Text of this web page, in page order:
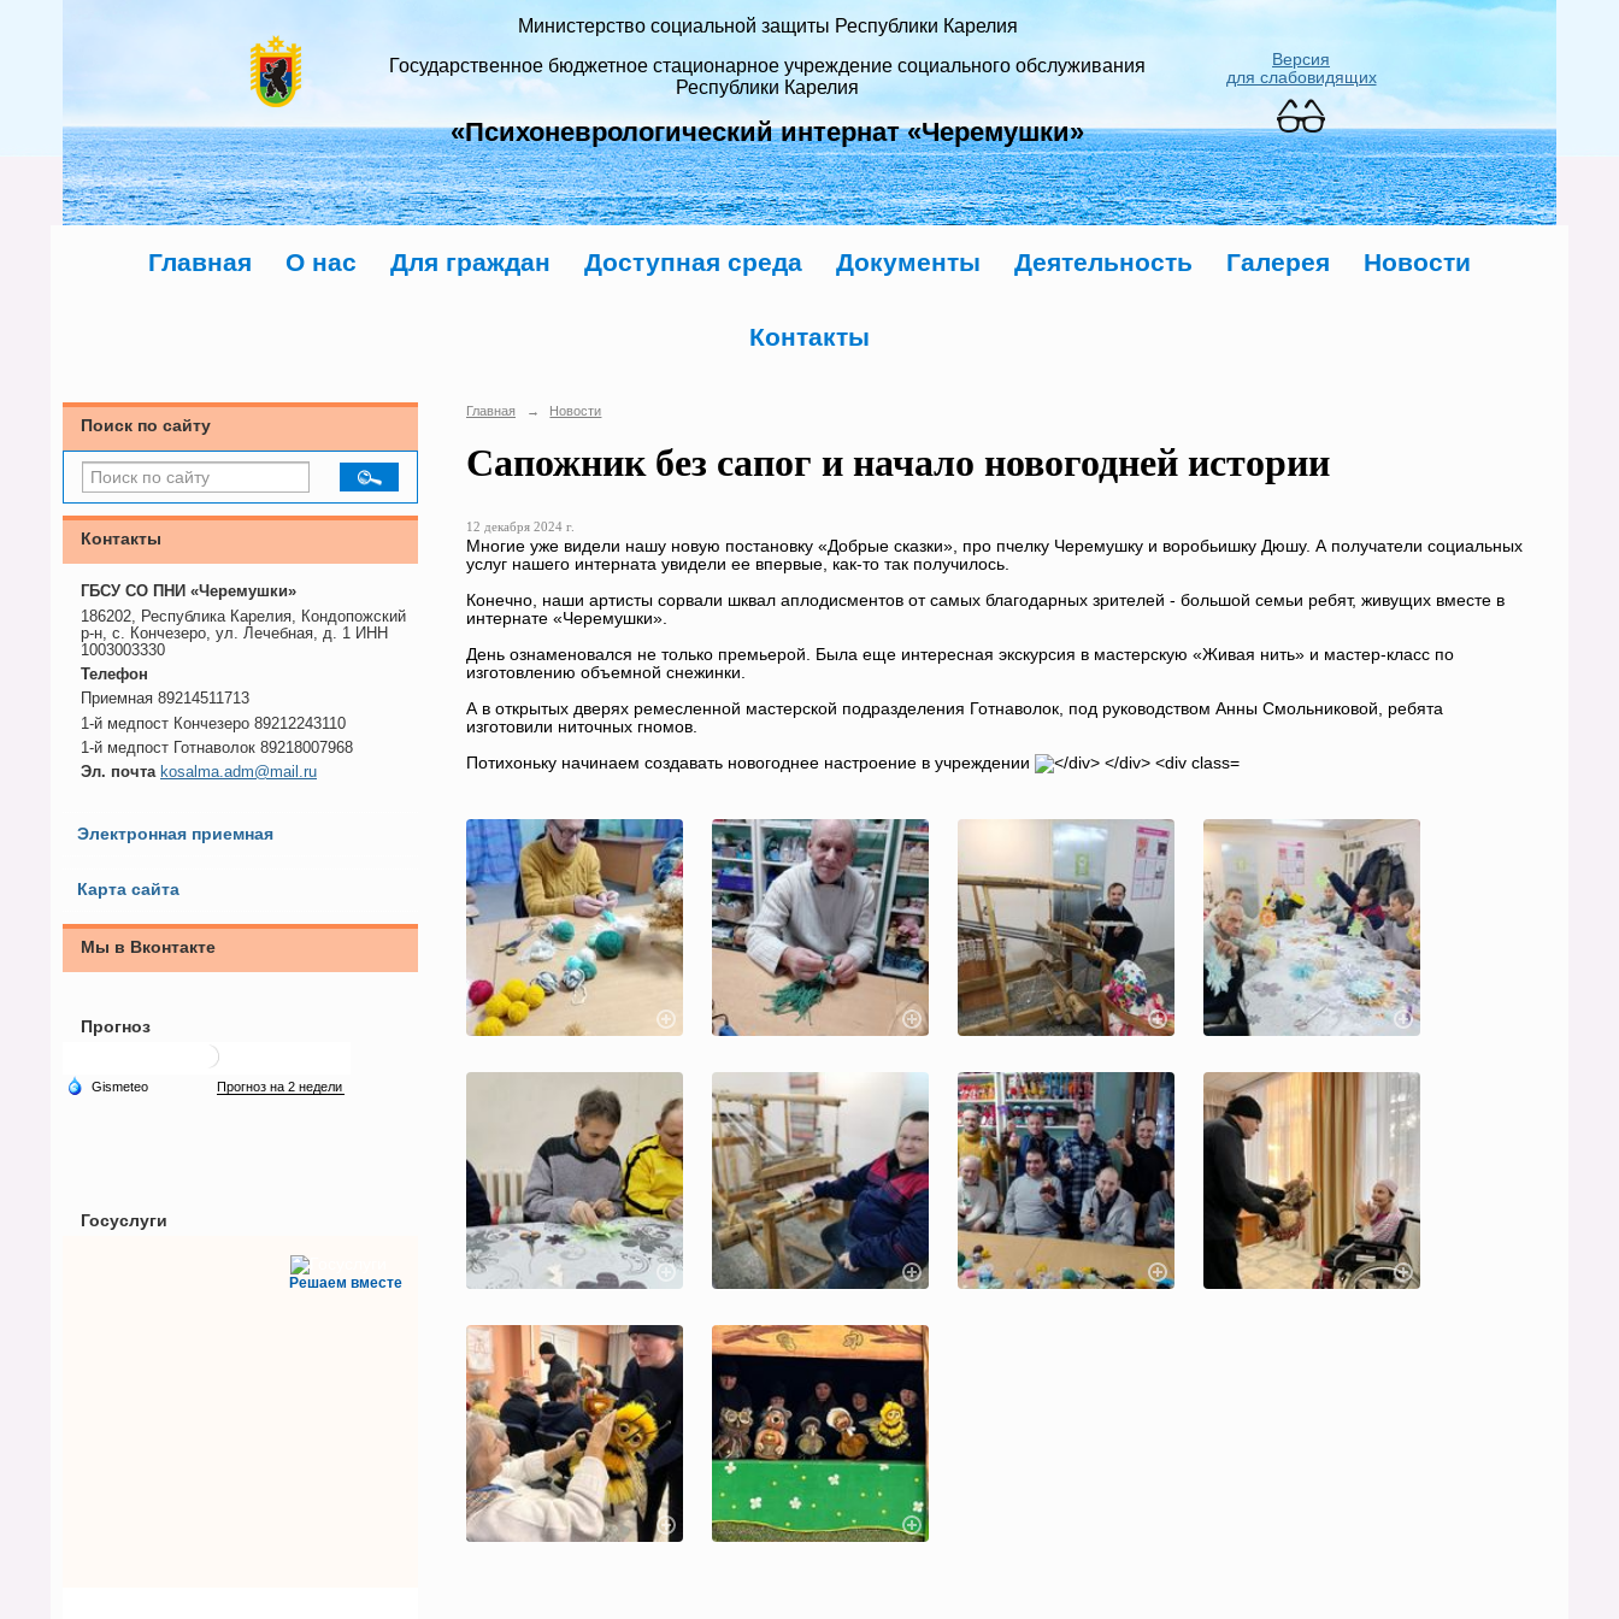
Министерство социальной защиты Республики Карелия
Государственное бюджетное стационарное учреждение социального обслуживания
Республики Карелия
«Психоневрологический интернат «Черемушки»
Версия
для слабовидящих
Главная О нас Для граждан Доступная среда Документы Деятельность Галерея Новости
Контакты
Поиск по сайту
Контакты
ГБСУ СО ПНИ «Черемушки»
186202, Республика Карелия, Кондопожский
р-н, с. Кончезеро, ул. Лечебная, д. 1 ИНН
1003003330
Телефон
Приемная 89214511713
1-й медпост Кончезеро 89212243110
1-й медпост Готнаволок 89218007968
Эл. почта kosalma.adm@mail.ru
Электронная приемная
Карта сайта
Мы в Вконтакте
Прогноз
Госуслуги
Решаем вместе
Главная → Новости
Сапожник без сапог и начало новогодней истории
12 декабря 2024 г.
Многие уже видели нашу новую постановку «Добрые сказки», про пчелку Черемушку и воробьишку Дюшу. А получатели социальных
услуг нашего интерната увидели ее впервые, как-то так получилось.
Конечно, наши артисты сорвали шквал аплодисментов от самых благодарных зрителей - большой семьи ребят, живущих вместе в
интернате «Черемушки».
День ознаменовался не только премьерой. Была еще интересная экскурсия в мастерскую «Живая нить» и мастер-класс по
изготовлению объемной снежинки.
А в открытых дверях ремесленной мастерской подразделения Готнаволок, под руководством Анны Смольниковой, ребята
изготовили ниточных гномов.
Потихоньку начинаем создавать новогоднее настроение в учреждении